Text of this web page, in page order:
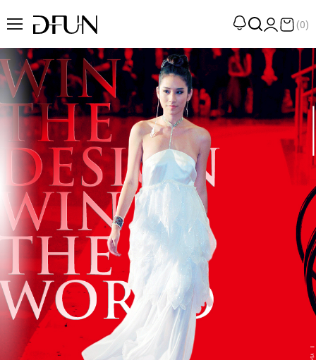
劃
點
案
訪
展
選品
們 About DFUN
程 Milestones
(0)